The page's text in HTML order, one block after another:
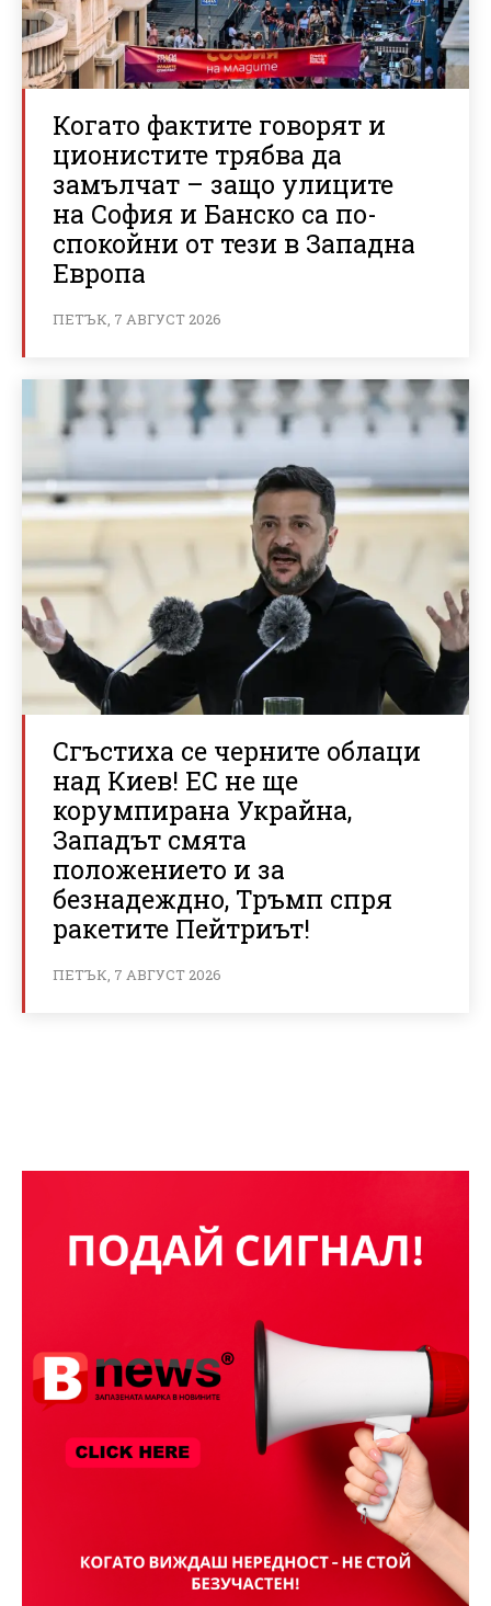
Когато фактите говорят и
ционистите трябва да
замълчат – защо улиците
на София и Банско са по-
спокойни от тези в Западна
Европа
ПЕТЪК, 7 АВГУСТ 2026
Сгъстиха се черните облаци
над Киев! ЕС не ще
корумпирана Украйна,
Западът смята
положението и за
безнадеждно, Тръмп спря
ракетите Пейтриът!
ПЕТЪК, 7 АВГУСТ 2026